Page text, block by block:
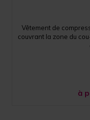
Vêtement de
couvrant la zone du
à